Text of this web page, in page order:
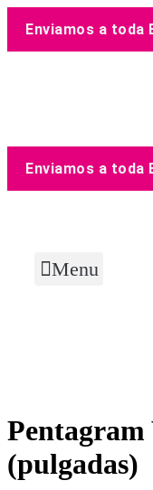
Enviamos a toda
Enviamos a toda
Menu
Pentagram
(pulgadas)